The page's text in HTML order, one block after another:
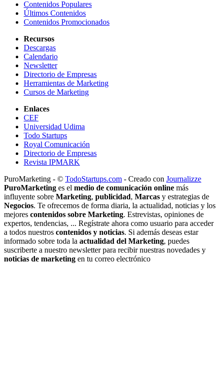
Contenidos Populares
Últimos Contenidos
Contenidos Promocionados
Recursos
Descargas
Calendario
Newsletter
Directorio de Empresas
Herramientas de Marketing
Cursos de Marketing
Enlaces
CEF
Universidad Udima
Todo Startups
Royal Comunicación
Directorio de Empresas
Revista IPMARK
PuroMarketing - © TodoStartups.com - Creado con Journalizze
PuroMarketing es el medio de comunicación online más
influyente sobre Marketing, publicidad, Marcas y estrategias de
Negocios. Te ofrecemos de forma diaria, la actualidad, noticias y los
mejores contenidos sobre Marketing. Estrevistas, opiniones de
expertos, tendencias, ... Regístrate ahora como usuario para acceder
a todos nuestros contenidos y noticias. Si además deseas estar
informado sobre toda la actualidad del Marketing, puedes
suscriberte a nuestro newsletter para recibir nuestras novedades y
noticias de marketing en tu correo electrónico